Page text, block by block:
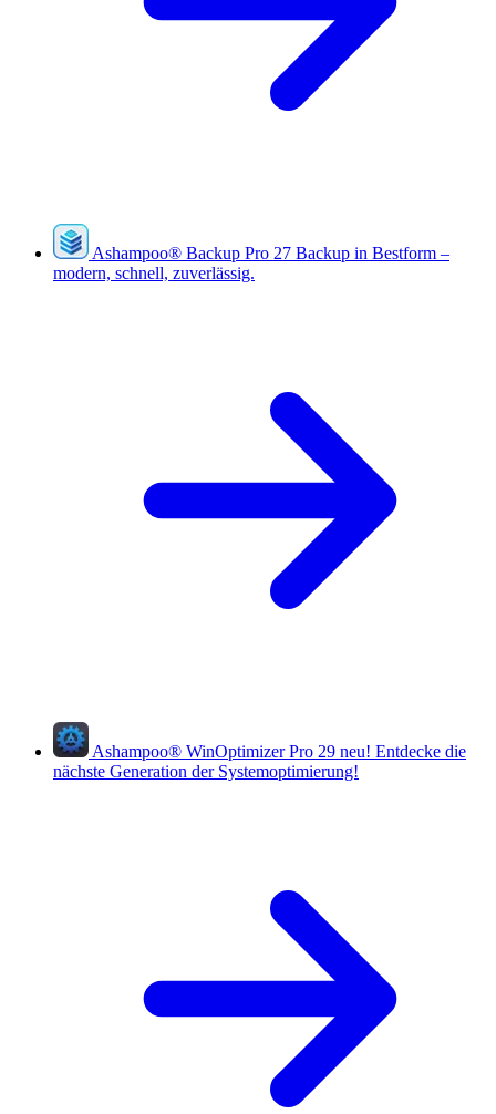
Ashampoo® Backup Pro 27 Backup in Bestform –
modern, schnell, zuverlässig.
Ashampoo® WinOptimizer Pro 29 neu! Entdecke die
nächste Generation der Systemoptimierung!